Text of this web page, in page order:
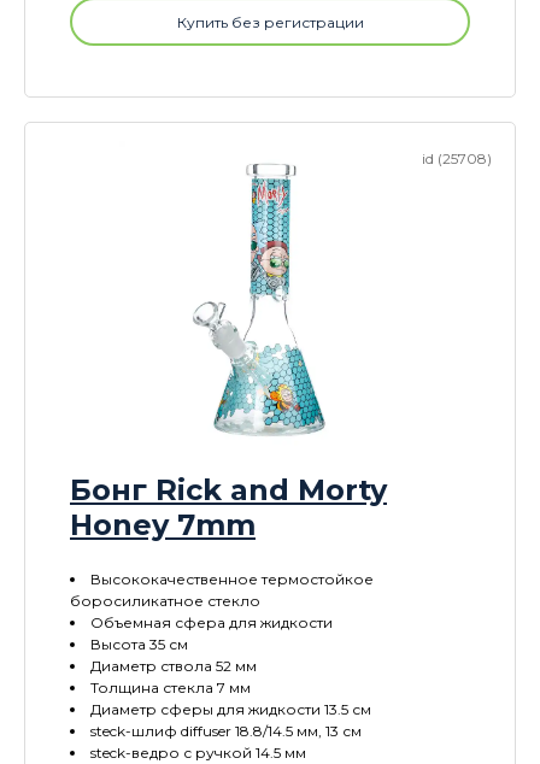
Купить без регистрации
id (25708)
Бонг Rick and Morty
Honey 7mm
Высококачественное термостойкое
боросиликатное стекло
Объемная сфера для жидкости
Высота 35 см
Диаметр ствола 52 мм
Толщина стекла 7 мм
Диаметр сферы для жидкости 13.5 см
steck-шлиф diffuser 18.8/14.5 мм, 13 см
steck-ведро с ручкой 14.5 мм